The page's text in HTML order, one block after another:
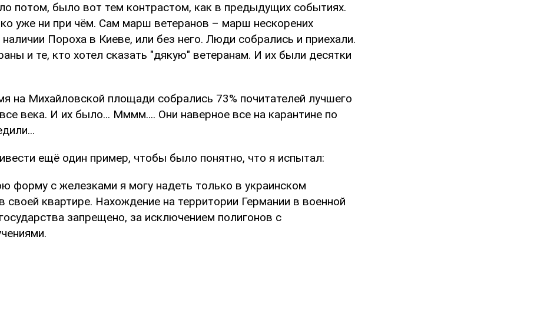
потом, было вот тем контрастом, как в предыдущих событиях.
уже ни при чём. Сам марш ветеранов – марш нескорених
Пороха в Киеве, или без него. Люди собрались и приехали.
и те, кто хотел сказать "дякую" ветеранам. И их были десятки
на Михайловской площади собрались 73% почитателей лучшего
века. И их было... Мммм.... Они наверное все на карантине по
ещё один пример, чтобы было понятно, что я испытал:
форму с железками я могу надеть только в украинском
своей квартире. Нахождение на территории Германии в военной
запрещено, за исключением полигонов с